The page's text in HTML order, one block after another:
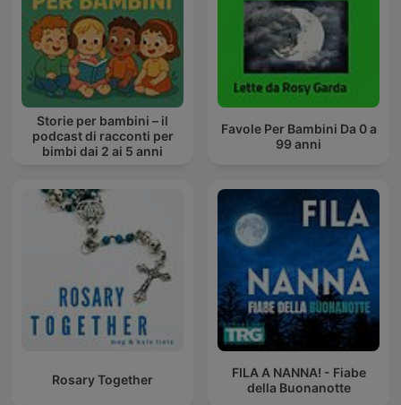
Storie per bambini – il
podcast di racconti per
bimbi dai 2 ai 5 anni
Favole Per Bambini Da 0 a
99 anni
Rosary Together
FILA A NANNA! - Fiabe
della Buonanotte